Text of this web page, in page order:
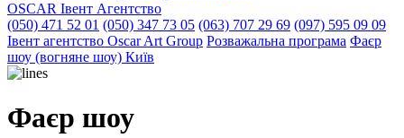
OSCAR Івент Агентство
(050) 471 52 01 (050) 347 73 05 (063) 707 29 69 (097) 595 09 09
Iвент агентство Оscar Art Group Розважальна програма Фаєр
шоу (вогняне шоу) Київ
Фаєр шоу